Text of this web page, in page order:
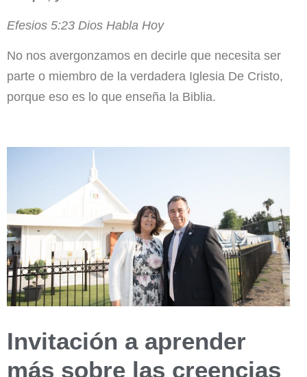
Efesios 5:23 Dios Habla Hoy
No nos avergonzamos en decirle que necesita ser
parte o miembro de la verdadera Iglesia De Cristo,
porque eso es lo que enseña la Biblia.
Invitación a aprender
más sobre las creencias